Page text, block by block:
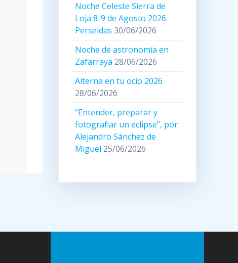
Noche Celeste Sierra de
Loja 8-9 de Agosto 2026.
Perseidas 30/06/2026
Noche de astronomía en
Zafarraya 28/06/2026
Alterna en tu ocio 2026
28/06/2026
“Entender, preparar y
fotografiar un eclipse”, por
Alejandro Sánchez de
Miguel 25/06/2026